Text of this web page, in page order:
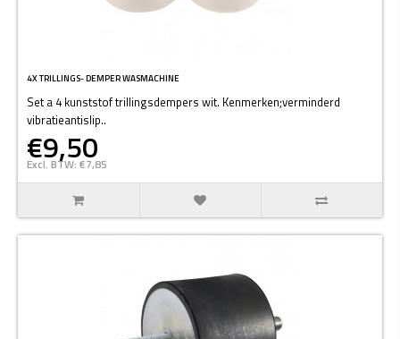
4X TRILLINGS- DEMPER WASMACHINE
Set a 4 kunststof trillingsdempers wit. Kenmerken;verminderd
vibratieantislip..
€9,50
Excl. BTW: €7,85